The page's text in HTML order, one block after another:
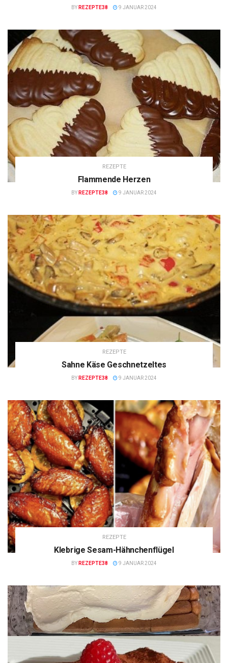
BY REZEPTE38 9 JANUAR 2024
REZEPTE
Flammende Herzen
BY REZEPTE38 9 JANUAR 2024
REZEPTE
Sahne Käse Geschnetzeltes
BY REZEPTE38 9 JANUAR 2024
REZEPTE
Klebrige Sesam-Hähnchenflügel
BY REZEPTE38 9 JANUAR 2024